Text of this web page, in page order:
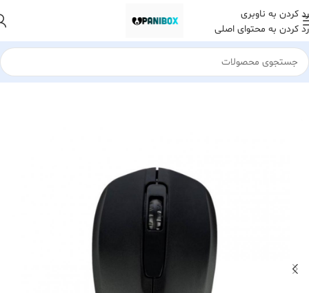
رد کردن به ناوبری
رد کردن به محتوای اصلی
خانه لوازم جانبی کامپیوتر ماوس ماوس بیسیم